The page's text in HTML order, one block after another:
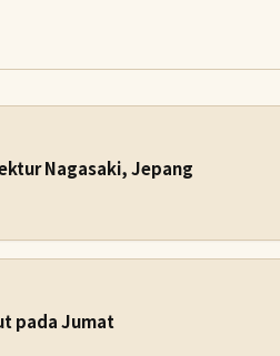
Nagasaki, Jepang
pada Jumat